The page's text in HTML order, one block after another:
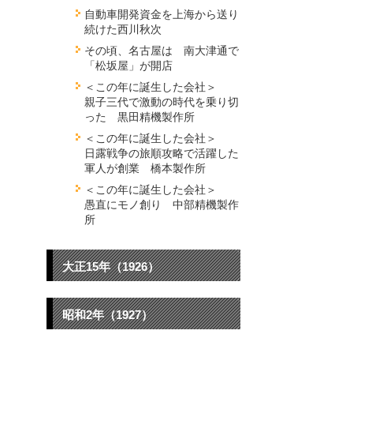
自動車開発資金を上海から送り
続けた西川秋次
その頃、名古屋は 南大津通で
「松坂屋」が開店
＜この年に誕生した会社＞
親子三代で激動の時代を乗り切
った 黒田精機製作所
＜この年に誕生した会社＞
日露戦争の旅順攻略で活躍した
軍人が創業 橋本製作所
＜この年に誕生した会社＞
愚直にモノ創り 中部精機製作
所
大正15年（1926）
昭和2年（1927）